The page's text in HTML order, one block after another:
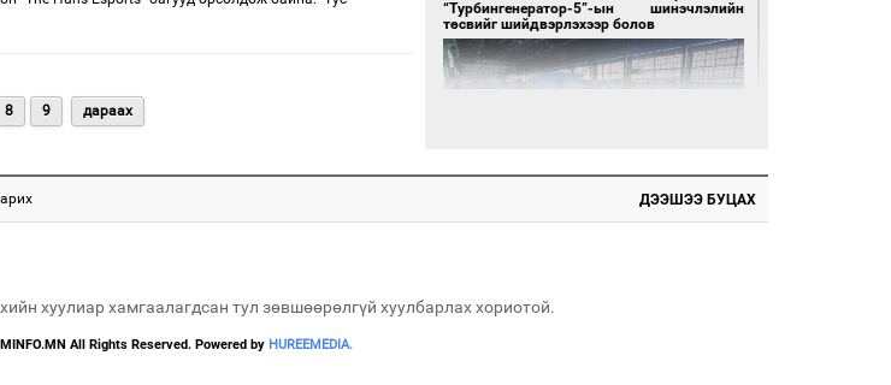
8 9 дараах
“Турбингенератор-5”-ын шинэчлэлийн
төсвийг шийдвэрлэхээр болов
ДЭЭШЭЭ БУЦАХ
хуулиар хамгаалагдсан тул зөвшөөрөлгүй хуулбарлах хориотой.
All Rights Reserved. Powered by HUREEMEDIA.